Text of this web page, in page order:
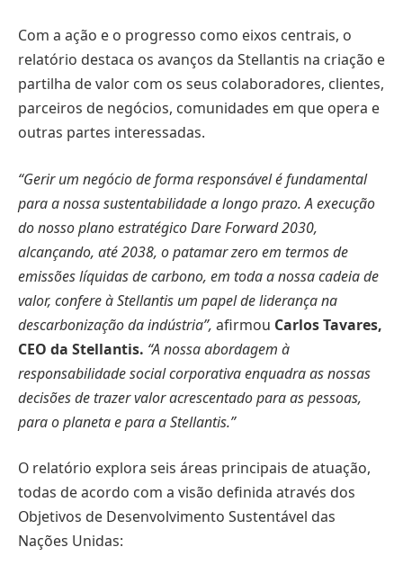
Com a ação e o progresso como eixos centrais, o
relatório destaca os avanços da Stellantis na criação e
partilha de valor com os seus colaboradores, clientes,
parceiros de negócios, comunidades em que opera e
outras partes interessadas.
“Gerir um negócio de forma responsável é fundamental
para a nossa sustentabilidade a longo prazo. A execução
do nosso plano estratégico Dare Forward 2030,
alcançando, até 2038, o patamar zero em termos de
emissões líquidas de carbono, em toda a nossa cadeia de
valor, confere à Stellantis um papel de liderança na
descarbonização da indústria”, afirmou Carlos Tavares,
CEO da Stellantis. “A nossa abordagem à
responsabilidade social corporativa enquadra as nossas
decisões de trazer valor acrescentado para as pessoas,
para o planeta e para a Stellantis.”
O relatório explora seis áreas principais de atuação,
todas de acordo com a visão definida através dos
Objetivos de Desenvolvimento Sustentável das
Nações Unidas: